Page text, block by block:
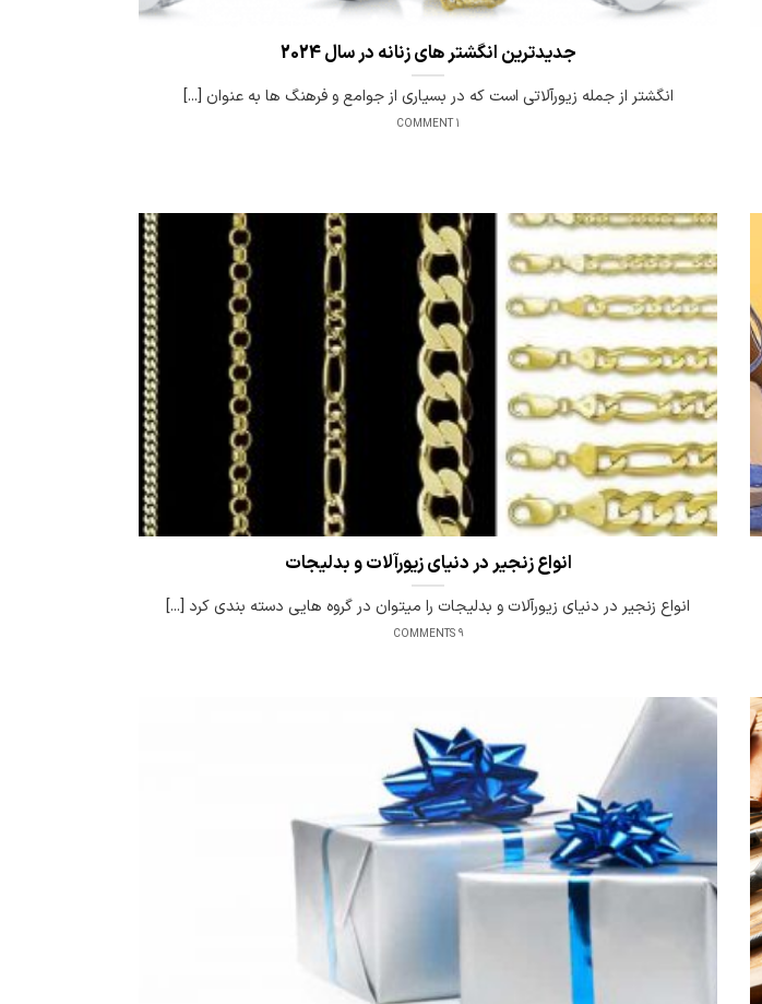
جدیدترین انگشتر های زنانه در سال 2024
انگشتر از جمله زیورآلاتی است که در بسیاری از جوامع و فرهنگ ها به عنوان [...]
1 COMMENT
انواع زنجیر در دنیای زیورآلات و بدلیجات
انواع زنجیر در دنیای زیورآلات و بدلیجات را میتوان در گروه هایی دسته بندی کرد [...]
9 COMMENTS